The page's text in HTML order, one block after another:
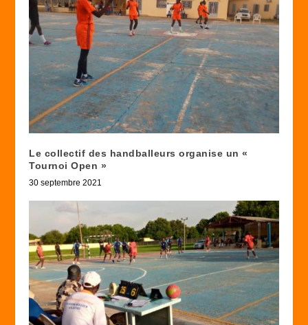
Le collectif des handballeurs organise un «
Tournoi Open »
30 septembre 2021